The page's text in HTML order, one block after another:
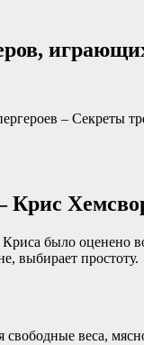
– Секреты
Крис
Криса было
выбирает простоту.
свободные веса,